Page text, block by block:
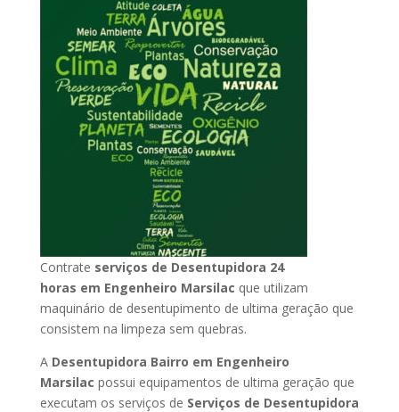
Contrate serviços de Desentupidora 24
horas em Engenheiro Marsilac que utilizam
maquinário de desentupimento de ultima geração que
consistem na limpeza sem quebras.
A Desentupidora Bairro em Engenheiro
Marsilac possui equipamentos de ultima geração que
executam os serviços de Serviços de Desentupidora